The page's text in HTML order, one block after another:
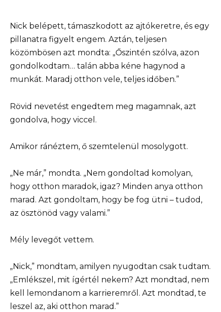
Nick belépett, támaszkodott az ajtókeretre, és egy
pillanatra figyelt engem. Aztán, teljesen
közömbösen azt mondta: „Őszintén szólva, azon
gondolkodtam… talán abba kéne hagynod a
munkát. Maradj otthon vele, teljes időben.”
Rövid nevetést engedtem meg magamnak, azt
gondolva, hogy viccel.
Amikor ránéztem, ő szemtelenül mosolygott.
„Ne már,” mondta. „Nem gondoltad komolyan,
hogy otthon maradok, igaz? Minden anya otthon
marad. Azt gondoltam, hogy be fog ütni – tudod,
az ösztönöd vagy valami.”
Mély levegőt vettem.
„Nick,” mondtam, amilyen nyugodtan csak tudtam.
„Emlékszel, mit ígértél nekem? Azt mondtad, nem
kell lemondanom a karrieremről. Azt mondtad, te
leszel az, aki otthon marad.”